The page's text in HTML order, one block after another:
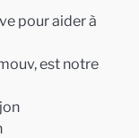
pour aider à
est notre